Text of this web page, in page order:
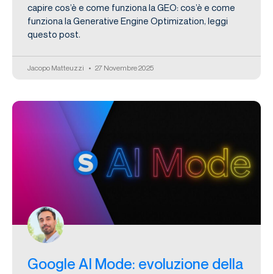
capire cos’è e come funziona la GEO: cos’è e come
funziona la Generative Engine Optimization, leggi
questo post.
Jacopo Matteuzzi 27 Novembre 2025
Google AI Mode: evoluzione della